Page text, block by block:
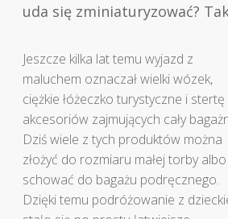
uda się zminiaturyzować?
Jeszcze kilka lat temu wyjazd z
maluchem oznaczał wielki wózek,
ciężkie łóżeczko turystyczne i stertę
akcesoriów zajmujących cały
Dziś wiele z tych produktów można
złożyć do rozmiaru małej torby albo
schować do bagażu podręcznego.
Dzięki temu podróżowanie z